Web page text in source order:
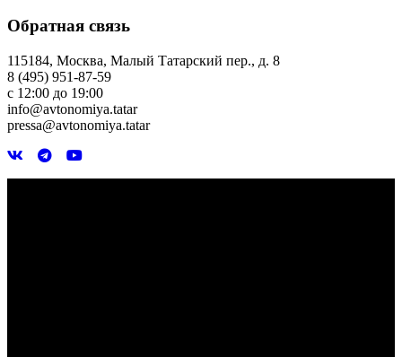
Обратная связь
115184, Москва, Малый Татарский пер., д. 8
8 (495) 951-87-59
с 12:00 до 19:00
info@avtonomiya.tatar
pressa@avtonomiya.tatar